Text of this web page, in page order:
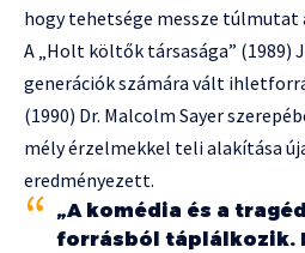
hogy tehetsége messze túlmutat
A „Holt költők társasága” (1989)
generációk számára vált
(1990) Dr. Malcolm Sayer
mély érzelmekkel teli alakítása
eredményezett.
„A komédia és a
forrásból táplálkozik.